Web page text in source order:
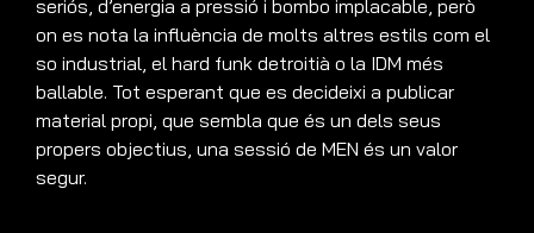
seriós, d’energia a pressió i bombo implacable, però
on es nota la influència de molts altres estils com el
so industrial, el hard funk detroitià o la IDM més
ballable. Tot esperant que es decideixi a publicar
material propi, que sembla que és un dels seus
propers objectius, una sessió de MEN és un valor
segur.